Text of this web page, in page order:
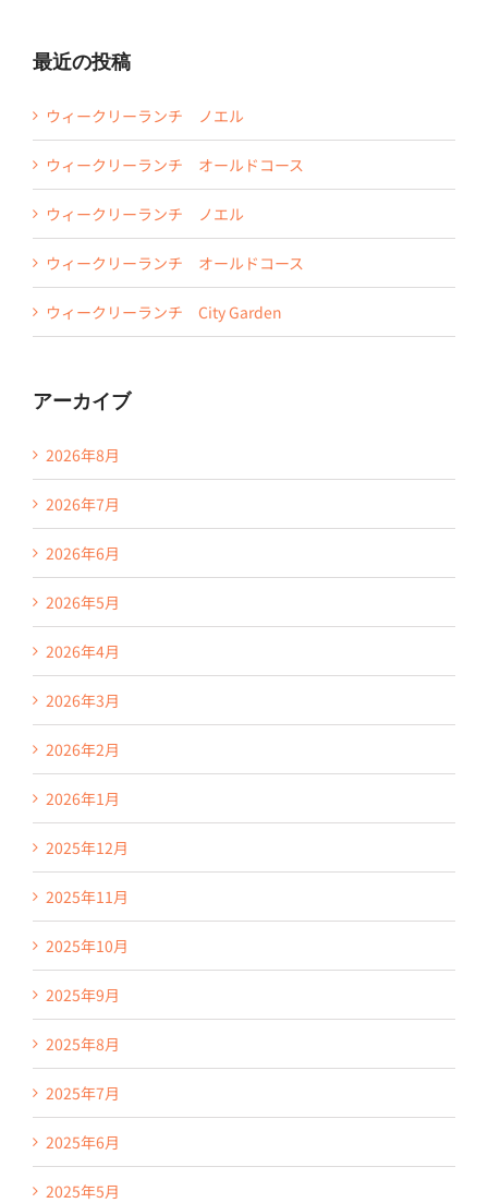
最近の投稿
ウィークリーランチ ノエル
ウィークリーランチ オールドコース
ウィークリーランチ ノエル
ウィークリーランチ オールドコース
ウィークリーランチ City Garden
アーカイブ
2026年8月
2026年7月
2026年6月
2026年5月
2026年4月
2026年3月
2026年2月
2026年1月
2025年12月
2025年11月
2025年10月
2025年9月
2025年8月
2025年7月
2025年6月
2025年5月